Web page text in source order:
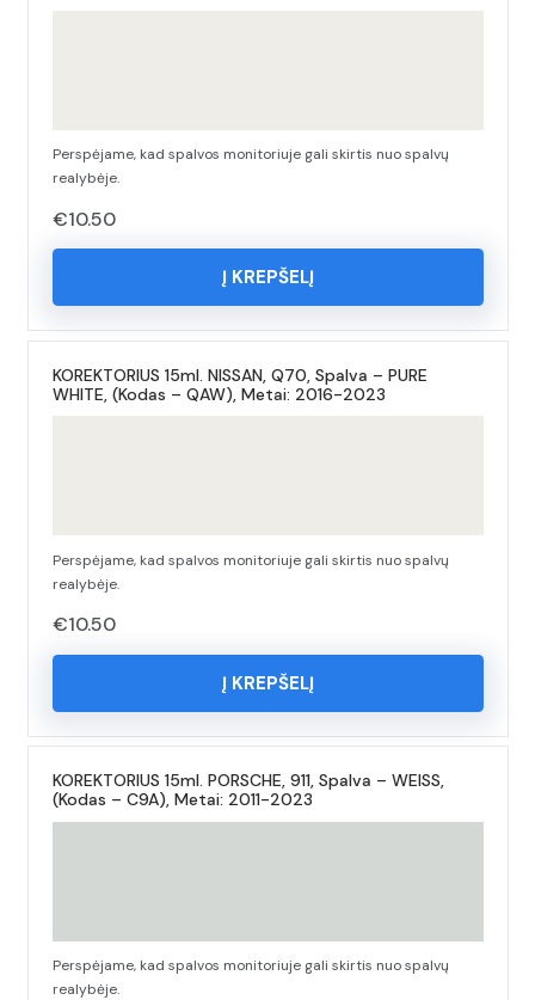
Perspėjame, kad spalvos monitoriuje gali skirtis nuo spalvų
realybėje.
€10.50
Į KREPŠELĮ
KOREKTORIUS 15ml. NISSAN, Q70, Spalva – PURE
WHITE, (Kodas – QAW), Metai: 2016-2023
Perspėjame, kad spalvos monitoriuje gali skirtis nuo spalvų
realybėje.
€10.50
Į KREPŠELĮ
KOREKTORIUS 15ml. PORSCHE, 911, Spalva – WEISS,
(Kodas – C9A), Metai: 2011-2023
Perspėjame, kad spalvos monitoriuje gali skirtis nuo spalvų
realybėje.